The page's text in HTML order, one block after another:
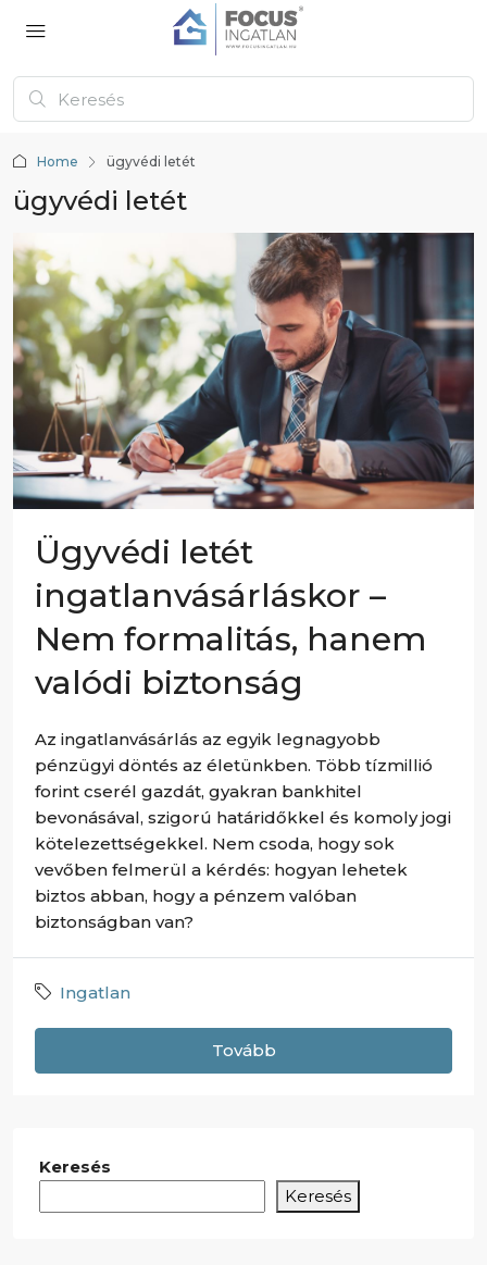
Home ügyvédi letét
ügyvédi letét
Ügyvédi letét
ingatlanvásárláskor –
Nem formalitás, hanem
valódi biztonság
Az ingatlanvásárlás az egyik legnagyobb
pénzügyi döntés az életünkben. Több tízmillió
forint cserél gazdát, gyakran bankhitel
bevonásával, szigorú határidőkkel és komoly jogi
kötelezettségekkel. Nem csoda, hogy sok
vevőben felmerül a kérdés: hogyan lehetek
biztos abban, hogy a pénzem valóban
biztonságban van?
Ingatlan
Tovább
Keresés
Keresés